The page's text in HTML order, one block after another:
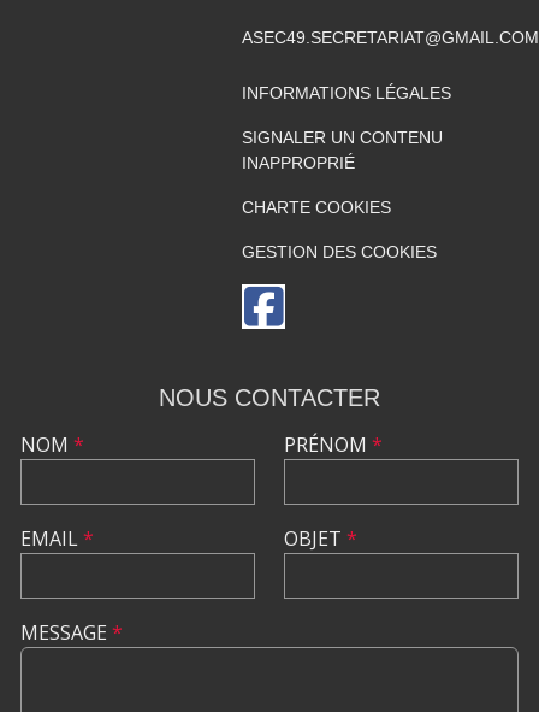
ASEC49.SECRETARIAT@GMAIL.COM
INFORMATIONS LÉGALES
SIGNALER UN CONTENU
INAPPROPRIÉ
CHARTE COOKIES
GESTION DES COOKIES
NOUS CONTACTER
NOM *
EMAIL*
PRÉNOM *
OBJET *
MESSAGE *